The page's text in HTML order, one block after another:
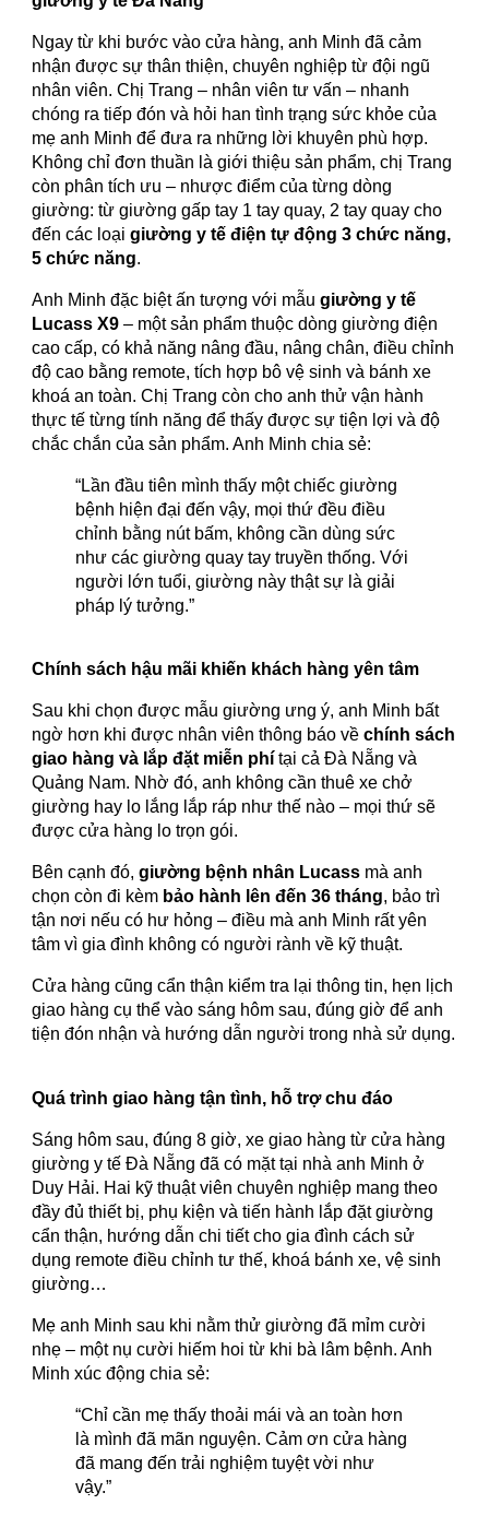
Ngay từ khi bước vào cửa hàng, anh Minh đã cảm
nhận được sự thân thiện, chuyên nghiệp từ đội ngũ
nhân viên. Chị Trang – nhân viên tư vấn – nhanh
chóng ra tiếp đón và hỏi han tình trạng sức khỏe của
mẹ anh Minh để đưa ra những lời khuyên phù hợp.
Không chỉ đơn thuần là giới thiệu sản phẩm, chị Trang
còn phân tích ưu – nhược điểm của từng dòng
giường: từ giường gấp tay 1 tay quay, 2 tay quay cho
đến các loạigiường y tế điện tự động 3 chức năng,
5 chức năng.
Anh Minh đặc biệt ấn tượng với mẫugiường y tế
Lucass X9 – một sản phẩm thuộc dòng giường điện
cao cấp, có khả năng nâng đầu, nâng chân, điều chỉnh
độ cao bằng remote, tích hợp bô vệ sinh và bánh xe
khoá an toàn. Chị Trang còn cho anh thử vận hành
thực tế từng tính năng để thấy được sự tiện lợi và độ
chắc chắn của sản phẩm. Anh Minh chia sẻ:
“Lần đầu tiên mình thấy một chiếc giường
bệnh hiện đại đến vậy, mọi thứ đều điều
chỉnh bằng nút bấm, không cần dùng sức
như các giường quay tay truyền thống. Với
người lớn tuổi, giường này thật sự là giải
pháp lý tưởng.”
Chính sách hậu mãi khiến khách hàng yên tâm
Sau khi chọn được mẫu giường ưng ý, anh Minh bất
ngờ hơn khi được nhân viên thông báo vềchính sách
giao hàng và lắp đặt miễn phí tại cả Đà Nẵng và
Quảng Nam. Nhờ đó, anh không cần thuê xe chở
giường hay lo lắng lắp ráp như thế nào – mọi thứ sẽ
được cửa hàng lo trọn gói.
Bên cạnh đó,giường bệnh nhân Lucass mà anh
chọn còn đi kèm bảo hành lên đến 36 tháng, bảo trì
tận nơi nếu có hư hỏng – điều mà anh Minh rất yên
tâm vì gia đình không có người rành về kỹ thuật.
Cửa hàng cũng cẩn thận kiểm tra lại thông tin, hẹn lịch
giao hàng cụ thể vào sáng hôm sau, đúng giờ để anh
tiện đón nhận và hướng dẫn người trong nhà sử dụng.
Quá trình giao hàng tận tình, hỗ trợ chu đáo
Sáng hôm sau, đúng 8 giờ, xe giao hàng từ cửa hàng
giường y tế Đà Nẵng đã có mặt tại nhà anh Minh ở
Duy Hải. Hai kỹ thuật viên chuyên nghiệp mang theo
đầy đủ thiết bị, phụ kiện và tiến hành lắp đặt giường
cẩn thận, hướng dẫn chi tiết cho gia đình cách sử
dụng remote điều chỉnh tư thế, khoá bánh xe, vệ sinh
giường…
Mẹ anh Minh sau khi nằm thử giường đã mỉm cười
nhẹ – một nụ cười hiếm hoi từ khi bà lâm bệnh. Anh
Minh xúc động chia sẻ:
“Chỉ cần mẹ thấy thoải mái và an toàn hơn
là mình đã mãn nguyện. Cảm ơn cửa hàng
đã mang đến trải nghiệm tuyệt vời như
vậy.”